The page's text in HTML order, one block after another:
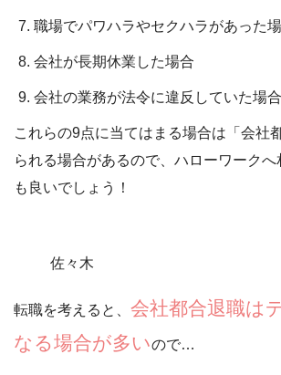
職場でパワハラやセクハラがあった
会社が長期休業した場合
会社の業務が法令に違反していた場合
これらの9点に当てはまる場合は「会社
られる場合があるので、ハローワークへ
も良いでしょう！
佐々木
転職を考えると、 会社都合退職は
なる場合が多いので…